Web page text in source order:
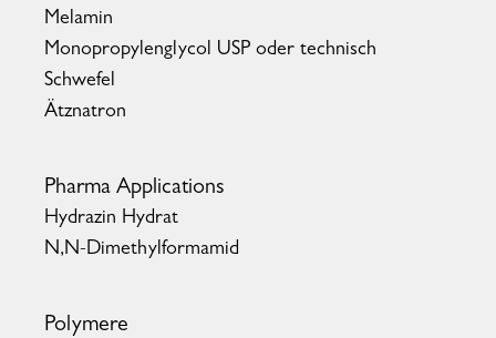
Melamin
Monopropylenglycol USP oder technisch
Schwefel
Ätznatron
Pharma Applications
Hydrazin Hydrat
N,N-Dimethylformamid
Polymere